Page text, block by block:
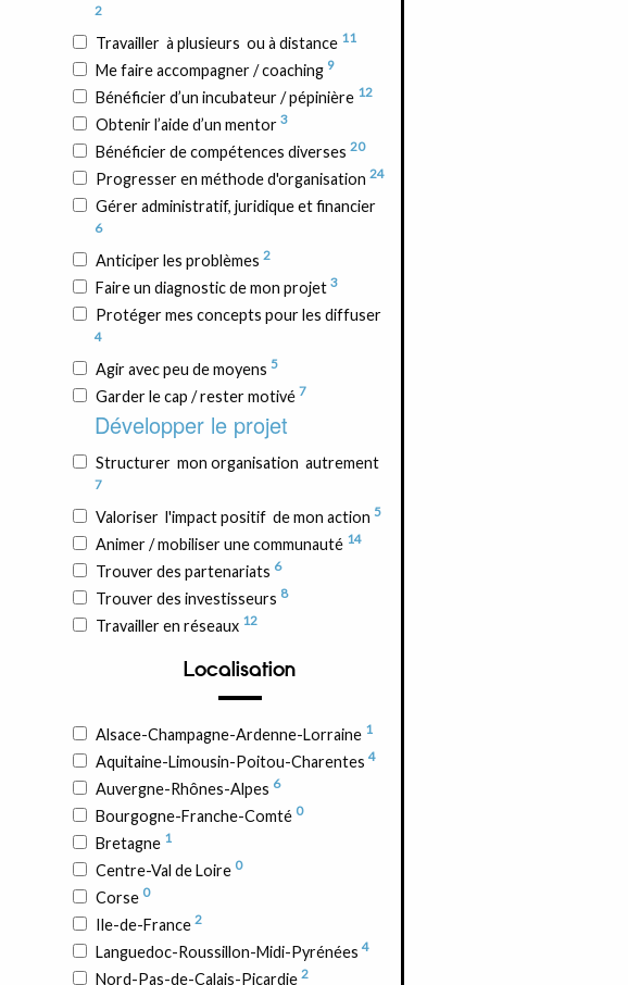
2
Travailler à plusieurs ou à distance 11
Me faire accompagner / coaching 9
Bénéficier d’un incubateur / pépinière 12
Obtenir l’aide d’un mentor 3
Bénéficier de compétences diverses 20
Progresser en méthode d'organisation 24
Gérer administratif, juridique et financier
6
Anticiper les problèmes 2
Faire un diagnostic de mon projet 3
Protéger mes concepts pour les diffuser
4
Agir avec peu de moyens 5
Garder le cap / rester motivé 7
Développer le projet
Structurer mon organisation autrement
7
Valoriser l'impact positif de mon action 5
Animer / mobiliser une communauté 14
Trouver des partenariats 6
Trouver des investisseurs 8
Travailler en réseaux 12
Localisation
Alsace-Champagne-Ardenne-Lorraine 1
Aquitaine-Limousin-Poitou-Charentes 4
Auvergne-Rhônes-Alpes 6
Bourgogne-Franche-Comté 0
Bretagne 1
Centre-Val de Loire 0
Corse 0
Ile-de-France 2
Languedoc-Roussillon-Midi-Pyrénées 4
Nord-Pas-de-Calais-Picardie 2